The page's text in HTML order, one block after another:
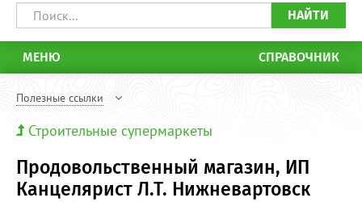
НАЙТИ
МЕНЮ СПРАВОЧНИК
Полезные ссылки
Строительные супермаркеты
Продовольственный магазин, ИП
Канцелярист Л.Т. Нижневартовск